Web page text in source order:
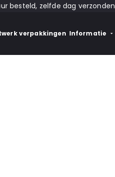
besteld, zelfde dag verzonden
verpakkingen Informatie